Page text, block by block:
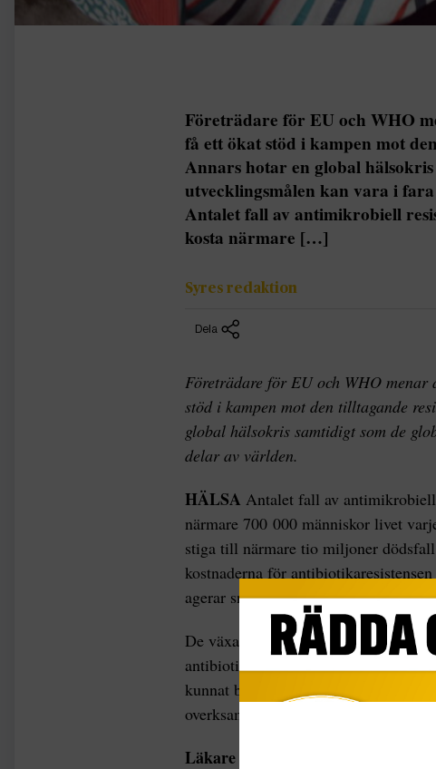
Företrädare för EU och WHO
få ett ökat stöd i kampen mot
Annars hotar en global
utvecklingsmålen kan vara i
Antalet fall av antimikrobiell
kosta närmare […]
Syres redaktion
Dela
Företrädare för EU och WHO
stöd i kampen mot den tilltagande
global hälsokris samtidigt som de
delar av världen.
HÄLSA Antalet fall av antimikrobiell
närmare 700 000 människor livet
stiga till närmare tio miljoner
kostnaderna för
agerar snabbt för att vända
De växande problemen hänger
antibiotika bland både djur och
kunnat bygga upp en resistens –
overksamma.
Läkare varnar för